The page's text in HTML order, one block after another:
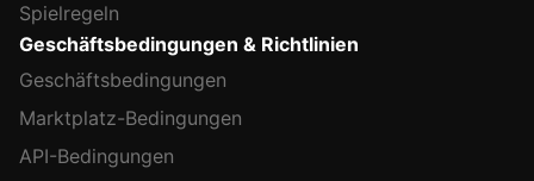
Spielregeln
Geschäftsbedingungen & Richtlinien
Geschäftsbedingungen
Marktplatz-Bedingungen
API-Bedingungen